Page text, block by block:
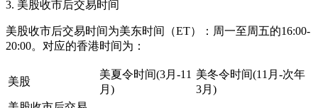
3. 美股收市后交易时间
美股收市后交易时间为美东时间（ET）：周一至周五的16:00-
20:00。对应的香港时间为：
美股
美夏令时间(3月-11
月)
美冬令时间(11月-次年
3月)